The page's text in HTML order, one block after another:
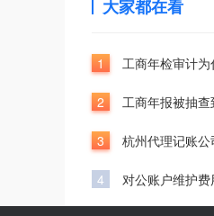
大家都在看
1 工商年检审计
2 工商年报被抽查
3 杭州代理记账
4 对公账户维护费